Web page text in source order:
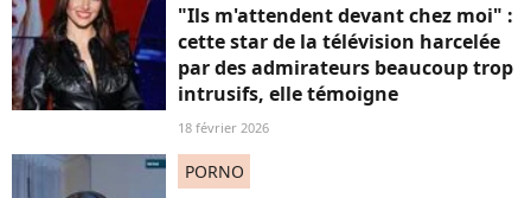
"Ils m'attendent devant chez moi" :
cette star de la télévision harcelée
par des admirateurs beaucoup trop
intrusifs, elle témoigne
18 février 2026
PORNO